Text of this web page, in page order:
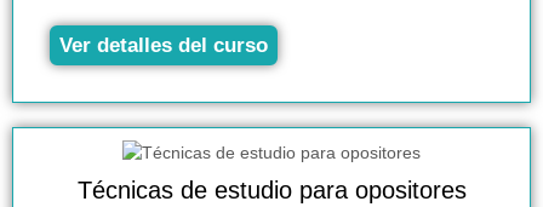
Ver detalles del curso
Técnicas de estudio para opositores